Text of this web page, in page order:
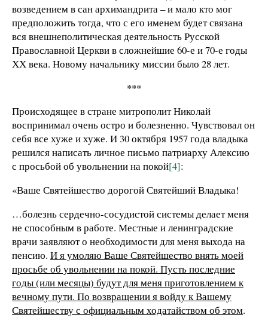
возведением в сан архимандрита – и мало кто мог
предположить тогда, что с его именем будет связана
вся внешнеполитическая деятельность Русской
Православной Церкви в сложнейшие 60-е и 70-е годы
ХХ века. Новому начальнику миссии было 28 лет.
***
Происходящее в стране митрополит Николай
воспринимал очень остро и болезненно. Чувствовал он
себя все хуже и хуже. И 30 октября 1957 года владыка
решился написать личное письмо патриарху Алексию
с просьбой об увольнении на покой[4]:
«Ваше Святейшество дорогой Святейший Владыка!
…болезнь сердечно-сосудистой системы делает меня
не способным в работе. Местные и ленинградские
врачи заявляют о необходимости для меня выхода на
пенсию. И я умоляю Ваше Святейшество внять моей
просьбе об увольнении на покой. Пусть последние
годы (или месяцы) будут для меня приготовлением к
вечному пути. По возвращении я войду к Вашему
Святейшеству с официальным ходатайством об этом.